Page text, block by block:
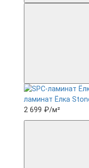
ламинат Ëлка
2 699 ₽/м²